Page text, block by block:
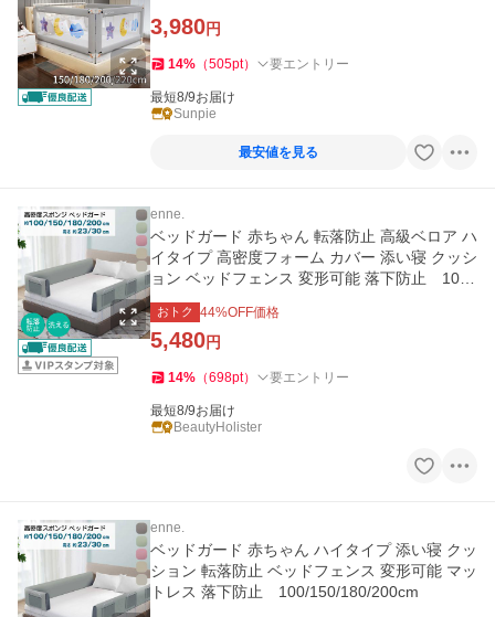
3,980円
14% （505pt） 要エントリー
最短8/9お届け
Sunpie
最安値を見る
enne.
ベッドガード 赤ちゃん 転落防止 高級ベロア ハ
イタイプ 高密度フォーム カバー 添い寝 クッシ
ョン ベッドフェンス 変形可能 落下防止 100/
150/180/200cm
おトク 44%OFF価格
5,480円
14% （698pt） 要エントリー
最短8/9お届け
BeautyHolister
enne.
ベッドガード 赤ちゃん ハイタイプ 添い寝 クッ
ション 転落防止 ベッドフェンス 変形可能 マッ
トレス 落下防止 100/150/180/200cm